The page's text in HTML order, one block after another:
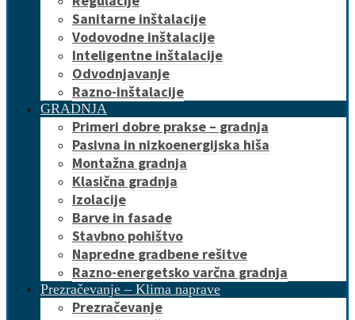
Sanitarne inštalacije
Vodovodne inštalacije
Inteligentne inštalacije
Odvodnjavanje
Razno-inštalacije
GRADNJA
Primeri dobre prakse – gradnja
Pasivna in nizkoenergijska hiša
Montažna gradnja
Klasična gradnja
Izolacije
Barve in fasade
Stavbno pohištvo
Napredne gradbene rešitve
Razno-energetsko varčna gradnja
Prezračevanje – Klima naprave
Prezračevanje